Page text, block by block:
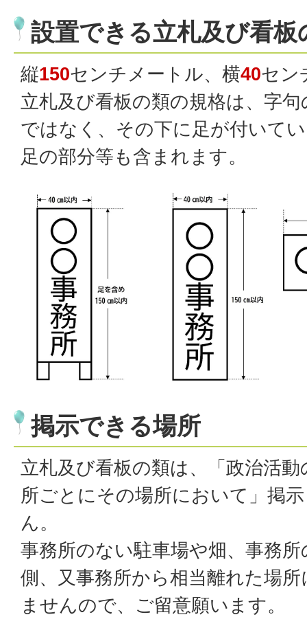
設置できる立札及び看板
縦150センチメートル、横40セン
立札及び看板の類の規格は、字
ではなく、その下に足が付いて
足の部分等も含まれます。
掲示できる場所
立札及び看板の類は、「政治活
所ごとにその場所において」掲
ん。
事務所のない駐車場や畑、事務
側、又事務所から相当離れた場
ませんので、ご留意願います。